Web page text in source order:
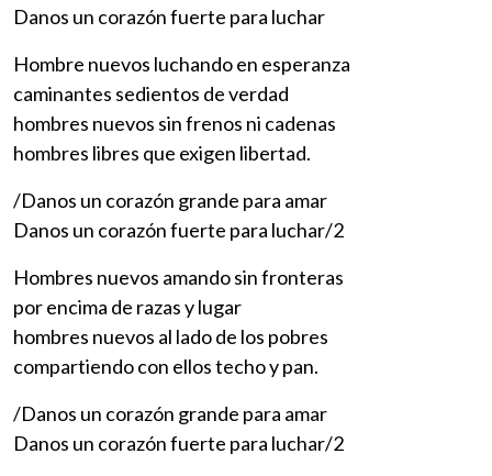
Danos un corazón fuerte para luchar
Hombre nuevos luchando en esperanza
caminantes sedientos de verdad
hombres nuevos sin frenos ni cadenas
hombres libres que exigen libertad.
/Danos un corazón grande para amar
Danos un corazón fuerte para luchar/2
Hombres nuevos amando sin fronteras
por encima de razas y lugar
hombres nuevos al lado de los pobres
compartiendo con ellos techo y pan.
/Danos un corazón grande para amar
Danos un corazón fuerte para luchar/2